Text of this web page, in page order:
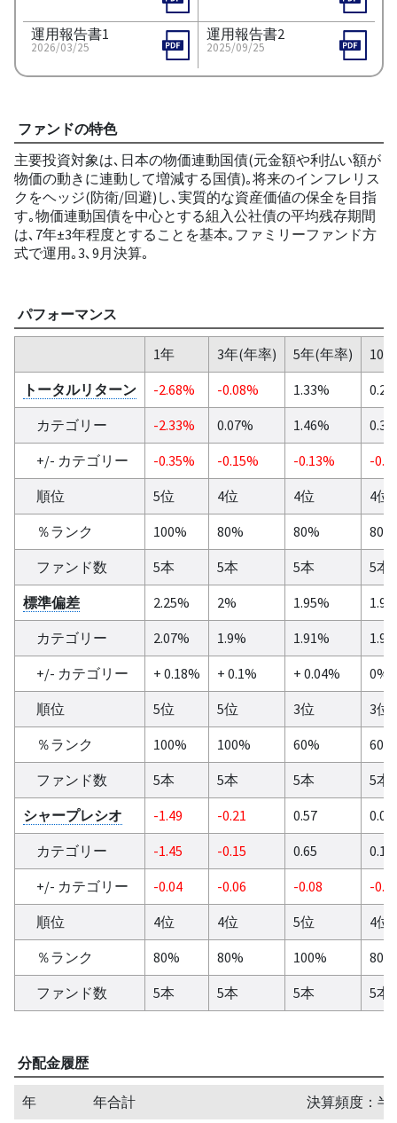
運用報告書1
2026/03/25
運用報告書2
2025/09/25
ファンドの特色
主要投資対象は､日本の物価連動国債(元金額や利払い額が
物価の動きに連動して増減する国債)｡将来のインフレリス
クをヘッジ(防衛/回避)し､実質的な資産価値の保全を目指
す｡物価連動国債を中心とする組入公社債の平均残存期間
は､7年±3年程度とすることを基本｡ファミリーファンド方
式で運用｡3､9月決算｡
パフォーマンス
1年 3年(年率) 5年(年率)
10
トータルリターン
-2.68% -0.08% 1.33%
カテゴリー
-2.33% 0.07% 1.46%
+/- カテゴリー
-0.35% -0.15% -0.13%
-
順位
5位 4位 4位
4位
％ランク
100% 80% 80%
80%
ファンド数
5本 5本 5本
5本
標準偏差
2.25% 2% 1.95%
カテゴリー
2.07% 1.9% 1.91%
+/- カテゴリー
+ 0.18% + 0.1% + 0.04%
0%
順位
5位 5位 3位
3位
％ランク
100% 100% 60%
60%
ファンド数
5本 5本 5本
5本
シャープレシオ
-1.49 -0.21 0.57
0.08
カテゴリー
-1.45 -0.15 0.65
0.12
+/- カテゴリー
-0.04 -0.06 -0.08
-
順位
4位 4位 5位
4位
％ランク
80% 80% 100%
80%
ファンド数
5本 5本 5本 5本
分配金履歴
年 年合計
決算頻度：半